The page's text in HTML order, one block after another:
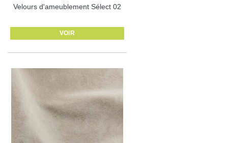
Velours d'ameublement Sélect 02
VOIR